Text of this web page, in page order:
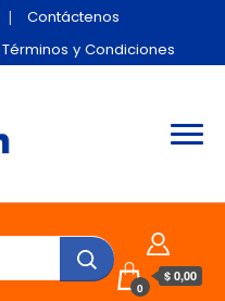
Contáctenos
Términos y Condiciones
0
$ 0,00